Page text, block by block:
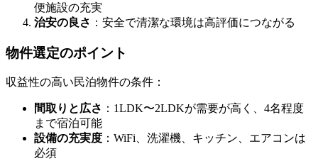
便施設の充実
治安の良さ ：安全で清潔な環境は高評価につながる
物件選定のポイント
収益性の高い民泊物件の条件：
間取りと広さ ：1LDK〜2LDKが需要が高く、4名程度
まで宿泊可能
設備の充実度 ：WiFi、洗濯機、キッチン、エアコンは
必須